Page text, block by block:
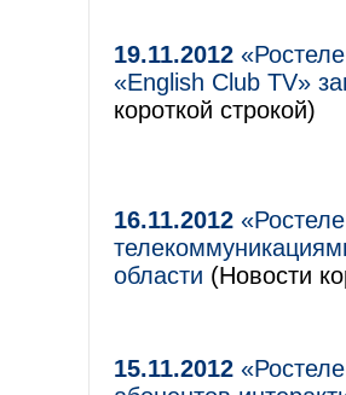
19.11.2012
«English Club TV»
короткой строкой)
16.11.2012
области (Новости
15.11.2012